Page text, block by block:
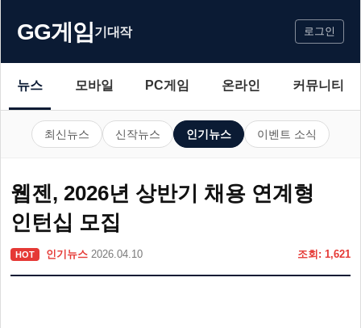
GG게임기대작 로그인
뉴스 모바일 PC게임 온라인 커뮤니티
최신뉴스 신작뉴스 인기뉴스 이벤트 소식
웹젠, 2026년 상반기 채용 연계형
인턴십 모집
HOT 인기뉴스 2026.04.10 조회: 1,621